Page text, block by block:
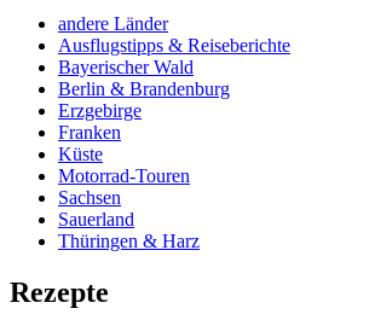
andere Länder
Ausflugstipps & Reiseberichte
Bayerischer Wald
Berlin & Brandenburg
Erzgebirge
Franken
Küste
Motorrad-Touren
Sachsen
Sauerland
Thüringen & Harz
Rezepte